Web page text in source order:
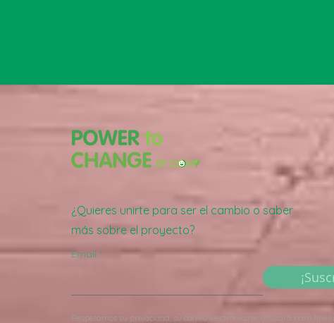
¿Quieres unirte para ser el cambio o saber
más sobre el proyecto?
Email
Respetamos su privacidad, su correo electrónico se utilizará para fines